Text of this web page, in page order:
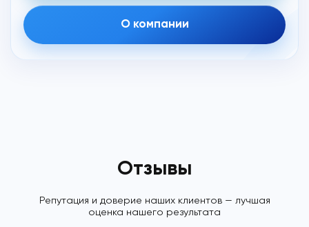
О компании
Отзывы
Репутация и доверие наших клиентов — лучшая
оценка нашего результата